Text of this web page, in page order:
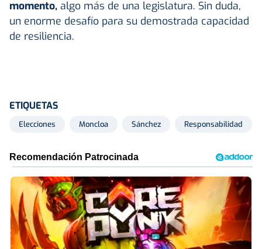
momento, algo más de una legislatura. Sin duda,
un enorme desafío para su demostrada capacidad
de resiliencia.
ETIQUETAS
Elecciones Moncloa Sánchez Responsabilidad